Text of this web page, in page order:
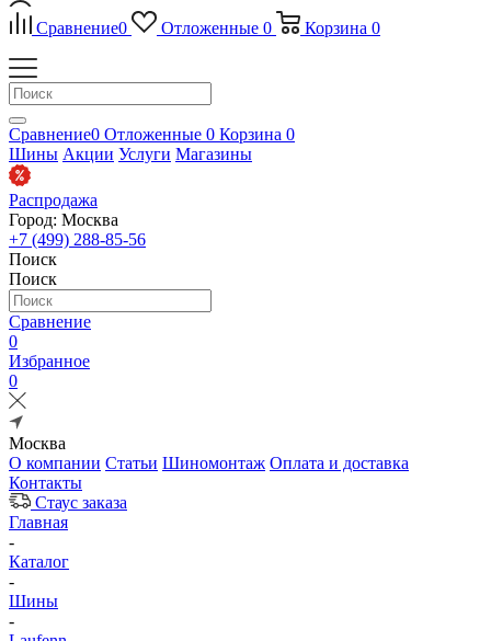
Сравнение0 Отложенные 0 Корзина 0
Сравнение0 Отложенные 0 Корзина 0
Шины Акции Услуги Магазины
Распродажа
Город: Москва
+7 (499) 288-85-56
Поиск
Поиск
Сравнение
0
Избранное
0
Москва
О компании Статьи Шиномонтаж Оплата и доставка
Контакты
Стаус заказа
Главная
-
Каталог
-
Шины
-